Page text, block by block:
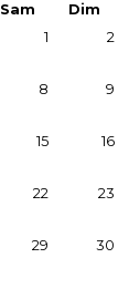
Sam
Dim
1 2
8 9
15 16
22 23
29 30